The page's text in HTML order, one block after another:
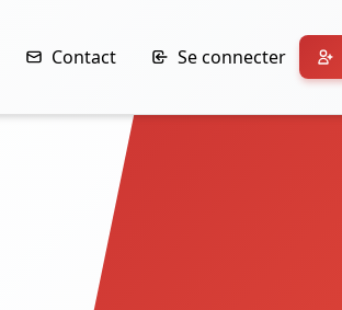
Contact Se connecter